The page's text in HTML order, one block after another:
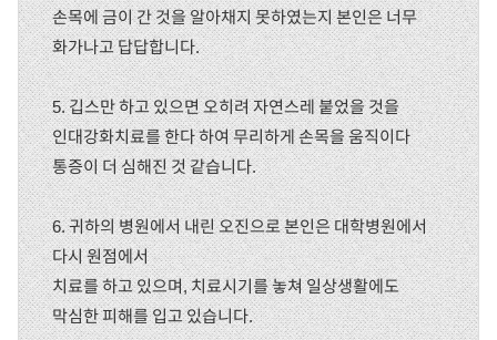
손목에 금이 간 것을 알아채지 못하였는지 본인은 너무
화가나고 답답합니다.
5. 깁스만 하고 있으면 오히려 자연스레 붙었을 것을
인대강화치료를 한다 하여 무리하게 손목을 움직이다
통증이 더 심해진 것 같습니다.
6. 귀하의 병원에서 내린 오진으로 본인은 대학병원에서
다시 원점에서
치료를 하고 있으며, 치료시기를 놓쳐 일상생활에도
막심한 피해를 입고 있습니다.